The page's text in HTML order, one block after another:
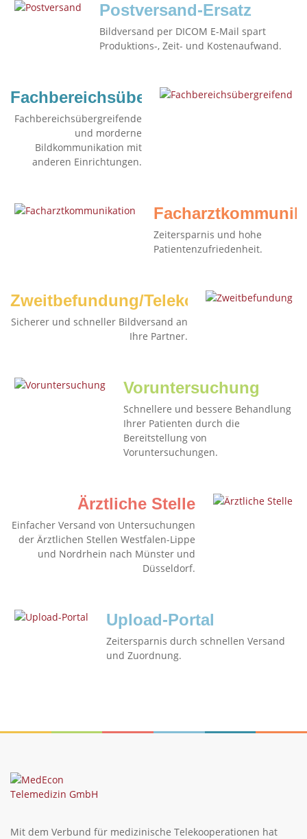
Postversand-Ersatz
Bildversand per DICOM E-Mail spart
Produktions-, Zeit- und Kostenaufwand.
Fachbereichsübergreifend
Fachbereichsübergreifende
und morderne
Bildkommunikation mit
anderen Einrichtungen.
Zeitersparnis und hohe
Patientenzufriedenheit.
Zweitbefundung/Telekonsil
Sicherer und schneller Bildversand an
Ihre Partner.
Voruntersuchung
Schnellere und bessere Behandlung
Ihrer Patienten durch die
Bereitstellung von
Voruntersuchungen.
Ärztliche Stelle
Einfacher Versand von Untersuchungen
der Ärztlichen Stellen Westfalen-Lippe
und Nordrhein nach Münster und
Düsseldorf.
Upload-Portal
Zeitersparnis durch schnellen Versand
und Zuordnung.
Mit dem Verbund für medizinische Telekooperationen hat